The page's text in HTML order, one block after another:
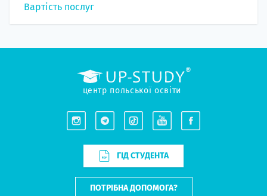
Вартість послуг
центр польської освіти
ГІД СТУДЕНТА
ПОТРІБНА ДОПОМОГА?